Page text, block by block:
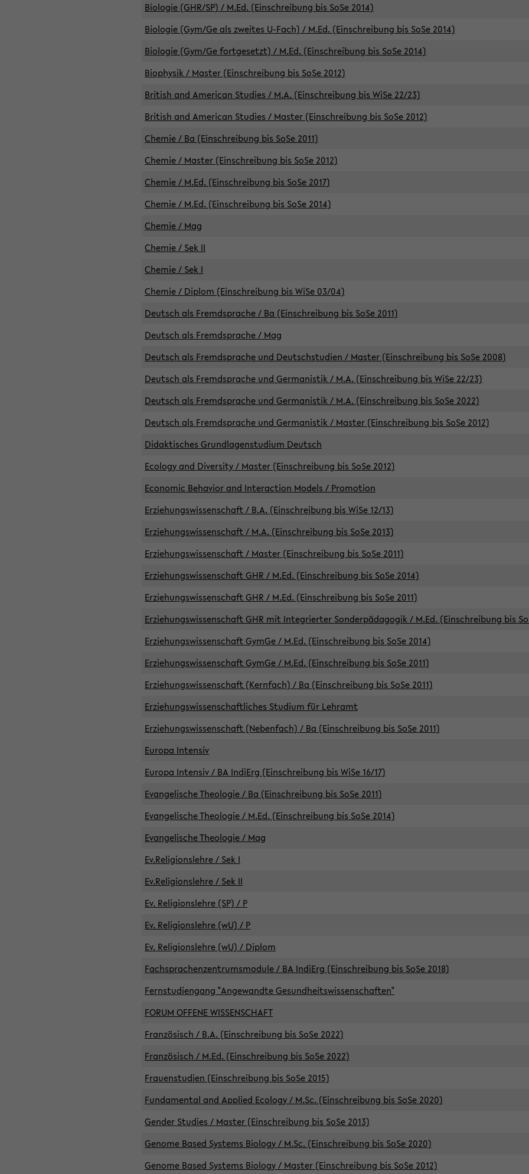
Biologie (GHR/SP) / M.Ed. (Einschreibung bis SoSe 2014)
Biologie (Gym/Ge als zweites U-Fach) / M.Ed. (Einschreibung bis SoSe 2014)
Biologie (Gym/Ge fortgesetzt) / M.Ed. (Einschreibung bis SoSe 2014)
Biophysik / Master (Einschreibung bis SoSe 2012)
British and American Studies / M.A. (Einschreibung bis WiSe 22/23)
British and American Studies / Master (Einschreibung bis SoSe 2012)
Chemie / Ba (Einschreibung bis SoSe 2011)
Chemie / Master (Einschreibung bis SoSe 2012)
Chemie / M.Ed. (Einschreibung bis SoSe 2017)
Chemie / M.Ed. (Einschreibung bis SoSe 2014)
Chemie / Mag
Chemie / Sek II
Chemie / Sek I
Chemie / Diplom (Einschreibung bis WiSe 03/04)
Deutsch als Fremdsprache / Ba (Einschreibung bis SoSe 2011)
Deutsch als Fremdsprache / Mag
Deutsch als Fremdsprache und Deutschstudien / Master (Einschreibung bis SoSe 2008)
Deutsch als Fremdsprache und Germanistik / M.A. (Einschreibung bis WiSe 22/23)
Deutsch als Fremdsprache und Germanistik / M.A. (Einschreibung bis SoSe 2022)
Deutsch als Fremdsprache und Germanistik / Master (Einschreibung bis SoSe 2012)
Didaktisches Grundlagenstudium Deutsch
Ecology and Diversity / Master (Einschreibung bis SoSe 2012)
Economic Behavior and Interaction Models / Promotion
Erziehungswissenschaft / B.A. (Einschreibung bis WiSe 12/13)
Erziehungswissenschaft / M.A. (Einschreibung bis SoSe 2013)
Erziehungswissenschaft / Master (Einschreibung bis SoSe 2011)
Erziehungswissenschaft GHR / M.Ed. (Einschreibung bis SoSe 2014)
Erziehungswissenschaft GHR / M.Ed. (Einschreibung bis SoSe 2011)
Erziehungswissenschaft GHR mit Integrierter Sonderpädagogik / M.Ed. (Einschreibung bis
Erziehungswissenschaft GymGe / M.Ed. (Einschreibung bis SoSe 2014)
Erziehungswissenschaft GymGe / M.Ed. (Einschreibung bis SoSe 2011)
Erziehungswissenschaft (Kernfach) / Ba (Einschreibung bis SoSe 2011)
Erziehungswissenschaftliches Studium für Lehramt
Erziehungswissenschaft (Nebenfach) / Ba (Einschreibung bis SoSe 2011)
Europa Intensiv
Europa Intensiv / BA IndiErg (Einschreibung bis WiSe 16/17)
Evangelische Theologie / Ba (Einschreibung bis SoSe 2011)
Evangelische Theologie / M.Ed. (Einschreibung bis SoSe 2014)
Evangelische Theologie / Mag
Ev.Religionslehre / Sek I
Ev.Religionslehre / Sek II
Ev. Religionslehre (SP) / P
Ev. Religionslehre (wU) / P
Ev. Religionslehre (wU) / Diplom
Fachsprachenzentrumsmodule / BA IndiErg (Einschreibung bis SoSe 2018)
Fernstudiengang "Angewandte Gesundheitswissenschaften"
FORUM OFFENE WISSENSCHAFT
Französisch / B.A. (Einschreibung bis SoSe 2022)
Französisch / M.Ed. (Einschreibung bis SoSe 2022)
Frauenstudien (Einschreibung bis SoSe 2015)
Fundamental and Applied Ecology / M.Sc. (Einschreibung bis SoSe 2020)
Gender Studies / Master (Einschreibung bis SoSe 2013)
Genome Based Systems Biology / M.Sc. (Einschreibung bis SoSe 2020)
Genome Based Systems Biology / Master (Einschreibung bis SoSe 2012)